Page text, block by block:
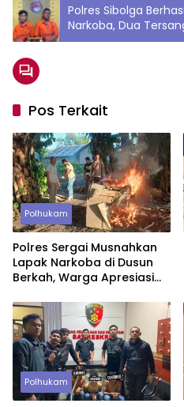
Polres Sibolga
Narkoba, Dua
Nusantara Homestay
Pos Terkait
Polhukam
Polres Sergai Musnahkan
Lapak Narkoba di Dusun
Berkah, Warga Apresiasi
Polhukam